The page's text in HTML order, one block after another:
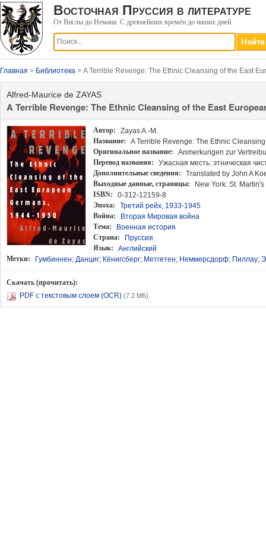
Восточная Пруссия в литературе
От Вислы до Немана. С древнейших времён до наших дней
Главная > Библиотека > A Terrible Revenge: The Ethnic Cleansing of the East
Alfred-Maurice de ZAYAS
A Terrible Revenge: The Ethnic Cleansing of the East
Автор:
Zayas A.-M.
Название:
A Terrible Revenge: The Ethnic
Оригинальное название:
Anmerkungen zur
Перевод названия:
Ужасная месть: этническая
Дополнительные сведения:
Translated by John A
Выходные данные, страницы:
New York: St.
ISBN:
0-312-12159-8
Эпоха:
Третий рейх, 1933-1945
Война:
Вторая Мировая война
Тема:
Военная история
Страна:
Пруссия
Язык:
Английский
Метки:
Гумбиннен; Данциг; Кёнигсберг; Метгетен; Неммерсдорф; Пиллау;
Скачать (прочитать):
PDF с текстовым слоем (OCR) (7.2 МБ)